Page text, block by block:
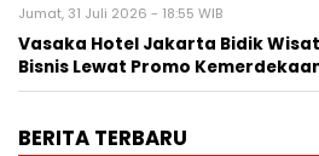
Jumat, 31 Juli 2026 - 18:55 WIB
Vasaka Hotel Jakarta Bidik
Bisnis Lewat Promo
BERITA TERBARU